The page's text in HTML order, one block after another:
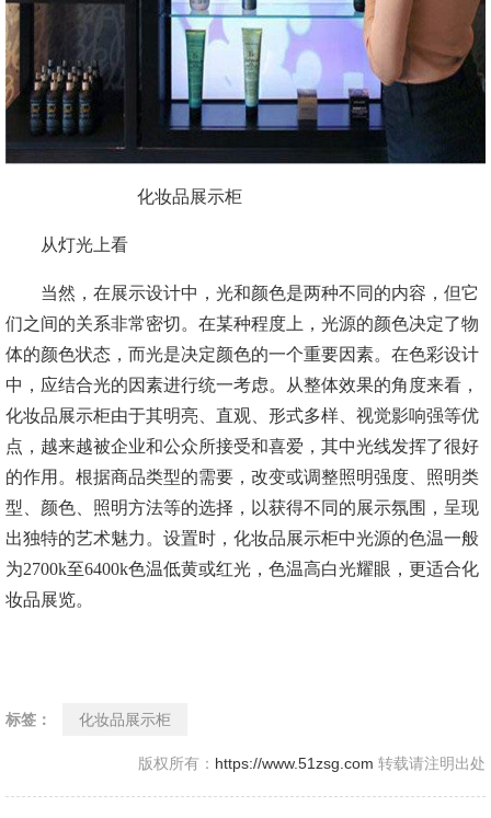
化妆品展示柜
从灯光上看
当然，在展示设计中，光和颜色是两种不同的内容，但它
们之间的关系非常密切。在某种程度上，光源的颜色决定了物
体的颜色状态，而光是决定颜色的一个重要因素。在色彩设计
中，应结合光的因素进行统一考虑。从整体效果的角度来看，
化妆品展示柜由于其明亮、直观、形式多样、视觉影响强等优
点，越来越被企业和公众所接受和喜爱，其中光线发挥了很好
的作用。根据商品类型的需要，改变或调整照明强度、照明类
型、颜色、照明方法等的选择，以获得不同的展示氛围，呈现
出独特的艺术魅力。设置时，化妆品展示柜中光源的色温一般
为2700k至6400k色温低黄或红光，色温高白光耀眼，更适合化
妆品展览。
标签： 化妆品展示柜
版权所有： https://www.51zsg.com 转载请注明出处